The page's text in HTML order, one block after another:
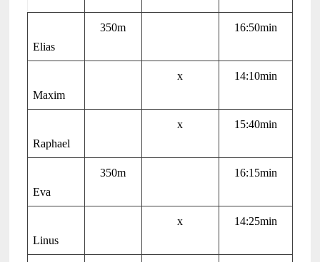
Elias
350m 16:50min
Maxim
x 14:10min
Raphael
x 15:40min
Eva
350m 16:15min
Linus
x 14:25min